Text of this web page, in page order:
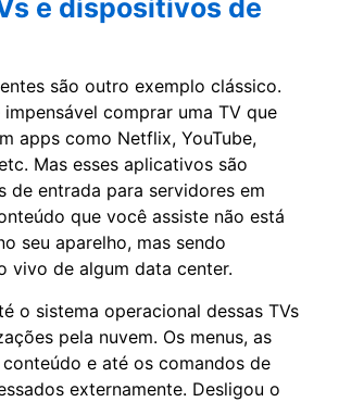
e dispositivos de
são outro exemplo clássico.
impensável comprar uma TV que
apps como Netflix, YouTube,
Mas esses aplicativos são
de entrada para servidores em
que você assiste não está
seu aparelho, mas sendo
vivo de algum data center.
o sistema operacional dessas TVs
pela nuvem. Os menus, as
e até os comandos de
externamente. Desligou o